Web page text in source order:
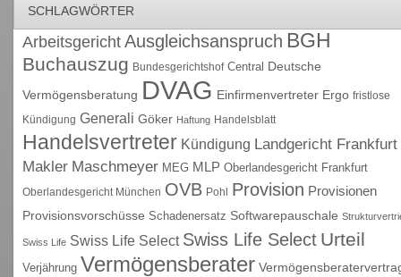
SCHLAGWÖRTER
Arbeitsgericht Ausgleichsanspruch BGH
Buchauszug Bundesgerichtshof Central Deutsche
Vermögensberatung DVAG Einfirmenvertreter Ergo fristlose
Kündigung Generali Göker Haftung Handelsblatt
Handelsvertreter Kündigung Landgericht Frankfurt
Makler Maschmeyer MEG MLP Oberlandesgericht Frankfurt
Oberlandesgericht München OVB Pohl Provision Provisionen
Provisionsvorschüsse Schadenersatz Softwarepauschale
Swiss Life Swiss Life Select Swiss Life Select Urteil
Verjährung Vermögensberater